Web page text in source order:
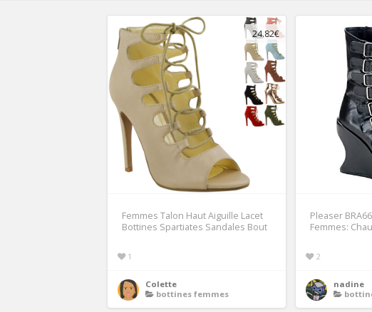
24.82€
Femmes Talon Haut Aiguille Lacet
Bottines Spartiates Sandales Bout
1
Colette
bottines femmes
Pleaser
Femmes:
2
nadine